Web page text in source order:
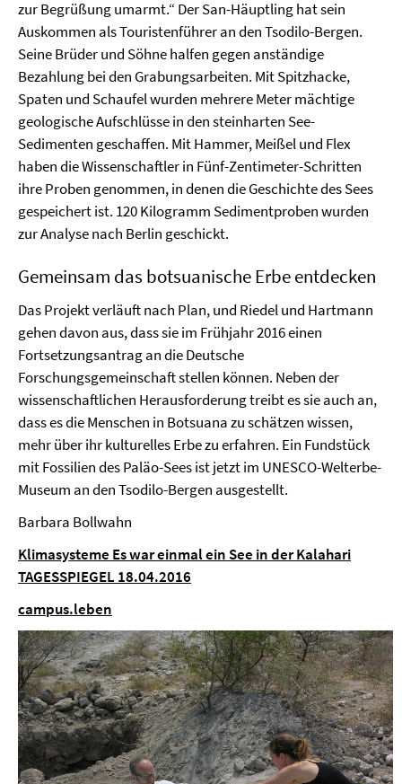
zur Begrüßung umarmt.“ Der San-Häuptling hat sein
Auskommen als Touristenführer an den Tsodilo-Bergen.
Seine Brüder und Söhne halfen gegen anständige
Bezahlung bei den Grabungsarbeiten. Mit Spitzhacke,
Spaten und Schaufel wurden mehrere Meter mächtige
geologische Aufschlüsse in den steinharten See-
Sedimenten geschaffen. Mit Hammer, Meißel und Flex
haben die Wissenschaftler in Fünf-Zentimeter-Schritten
ihre Proben genommen, in denen die Geschichte des Sees
gespeichert ist. 120 Kilogramm Sedimentproben wurden
zur Analyse nach Berlin geschickt.
Gemeinsam das botsuanische Erbe entdecken
Das Projekt verläuft nach Plan, und Riedel und Hartmann
gehen davon aus, dass sie im Frühjahr 2016 einen
Fortsetzungsantrag an die Deutsche
Forschungsgemeinschaft stellen können. Neben der
wissenschaftlichen Herausforderung treibt es sie auch an,
dass es die Menschen in Botsuana zu schätzen wissen,
mehr über ihr kulturelles Erbe zu erfahren. Ein Fundstück
mit Fossilien des Paläo-Sees ist jetzt im UNESCO-Welterbe-
Museum an den Tsodilo-Bergen ausgestellt.
Barbara Bollwahn
Klimasysteme Es war einmal ein See in der Kalahari
TAGESSPIEGEL 18.04.2016
campus.leben